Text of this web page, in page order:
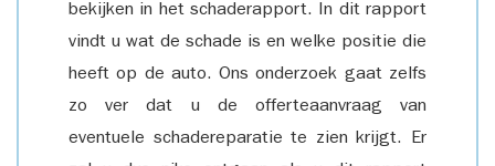
bekijken in het schaderapport. In dit rapport
vindt u wat de schade is en welke positie die
heeft op de auto. Ons onderzoek gaat zelfs
zo ver dat u de offerteaanvraag van
eventuele schadereparatie te zien krijgt. Er